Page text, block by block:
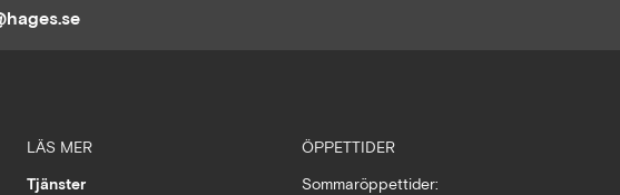
LÄS MER
Tjänster
ÖPPETTIDER
Sommaröppettider: